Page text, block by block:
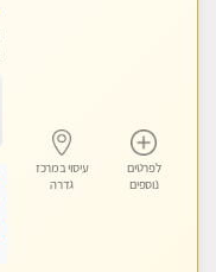
לפרטים
נוספים
עיסוי במרכז
גדרה